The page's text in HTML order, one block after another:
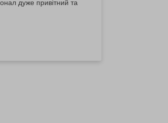
дуже привітний та